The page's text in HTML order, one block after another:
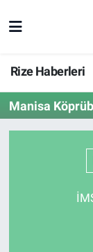
Rize Haberleri
Manisa